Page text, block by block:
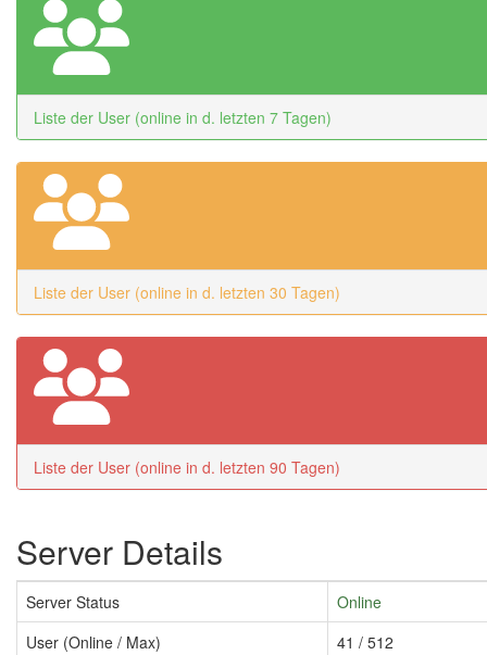
Liste der User (online in d. letzten 7 Tagen)
Liste der User (online in d. letzten 30 Tagen)
Liste der User (online in d. letzten 90 Tagen)
Server Details
Server Status
Online
User (Online / Max)
41 / 512